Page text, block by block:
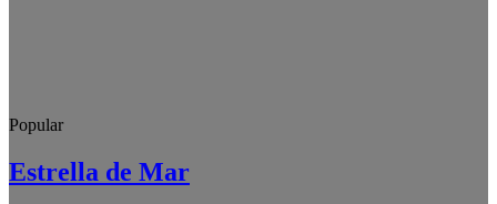
Popular
Estrella de Mar